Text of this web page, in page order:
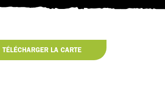
TÉLÉCHARGER LA CARTE